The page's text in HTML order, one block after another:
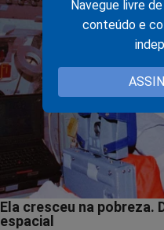
Navegue livre
conteúdo e